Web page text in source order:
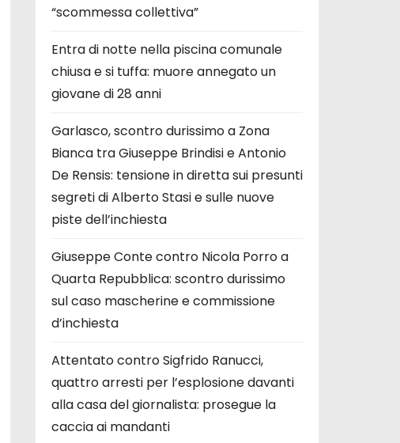
“scommessa collettiva”
Entra di notte nella piscina comunale
chiusa e si tuffa: muore annegato un
giovane di 28 anni
Garlasco, scontro durissimo a Zona
Bianca tra Giuseppe Brindisi e Antonio
De Rensis: tensione in diretta sui presunti
segreti di Alberto Stasi e sulle nuove
piste dell’inchiesta
Giuseppe Conte contro Nicola Porro a
Quarta Repubblica: scontro durissimo
sul caso mascherine e commissione
d’inchiesta
Attentato contro Sigfrido Ranucci,
quattro arresti per l’esplosione davanti
alla casa del giornalista: prosegue la
caccia ai mandanti